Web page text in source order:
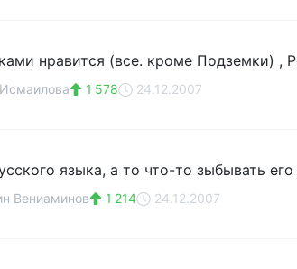
нравится (все. кроме Подземки) ,
1 578 24.12.2007
языка, а то что-то зыбывать его
Вениаминов 1 214 24.12.2007